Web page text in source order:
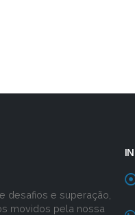
desafios e superação,
movidos pela nossa